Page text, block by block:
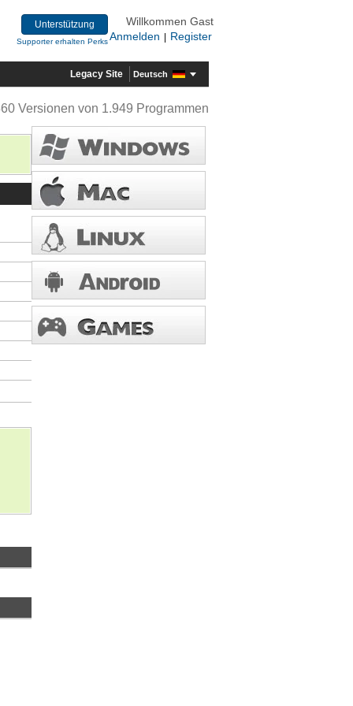
Unterstützung
Supporter erhalten Perks
Willkommen Gast
Anmelden
Register
Legacy Site Deutsch
Versionen von 1.949 Programmen